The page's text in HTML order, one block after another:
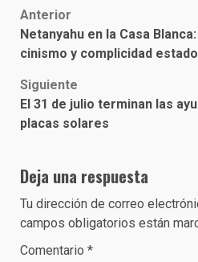
Post
navigation
Anterior
Netanyahu en la Casa
cinismo y complicidad
Siguiente
El 31 de julio terminan las
placas solares
Deja una respuesta
Tu dirección de correo
campos obligatorios están
Comentario *